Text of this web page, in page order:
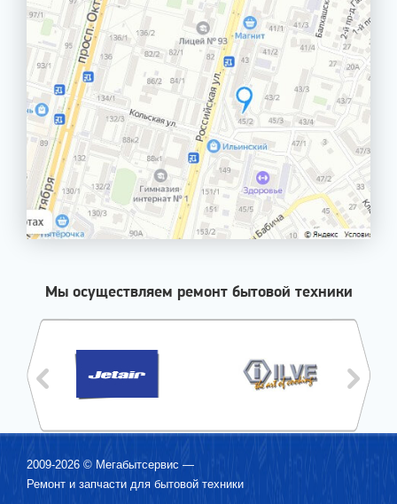
Мы осуществляем ремонт бытовой техники
2009-2026 © Мегабытсервис —
Ремонт и запчасти для бытовой техники